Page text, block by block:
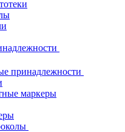
принадлежности
маркеры